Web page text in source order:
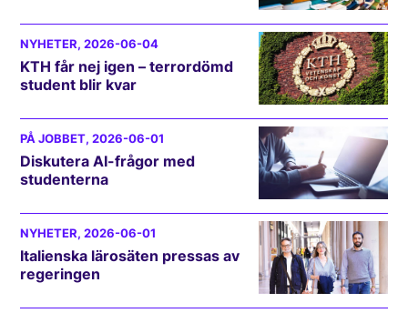
NYHETER, 2026-06-04
KTH får nej igen – terrordömd
student blir kvar
PÅ JOBBET, 2026-06-01
Diskutera AI-frågor med
studenterna
NYHETER, 2026-06-01
Italienska lärosäten pressas av
regeringen